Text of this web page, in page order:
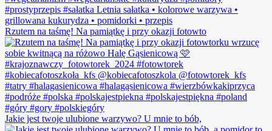
Rzutem na taśmę! Na pamiątkę i przy okazji fotowto
Jakie jest twoje ulubione warzywo? U mnie to bób,